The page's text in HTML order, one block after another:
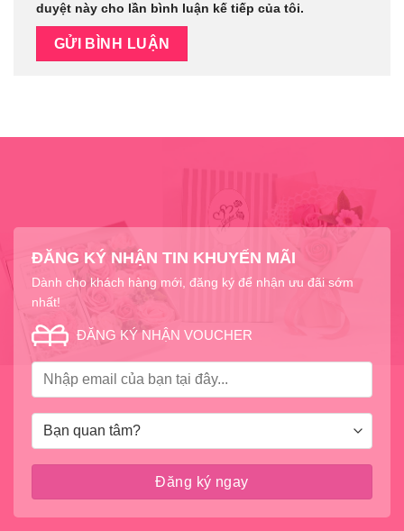
duyệt này cho lần bình luận kế tiếp của tôi.
ĐĂNG KÝ NHẬN TIN KHUYẾN MÃI
Dành cho khách hàng mới, đăng ký để nhận ưu đãi sớm
nhất!
ĐĂNG KÝ NHẬN VOUCHER